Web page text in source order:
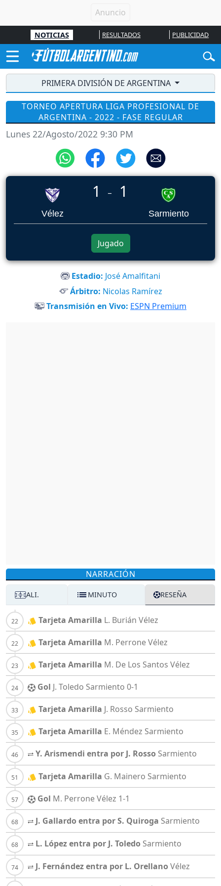
NOTICIAS RESULTADOS PUBLICIDAD
PRIMERA DIVISIÓN DE ARGENTINA
TORNEO APERTURA LIGA PROFESIONAL DE
ARGENTINA - 2022 - FASE REGULAR
Lunes 22/Agosto/2022 9:30 PM
Vélez
1 _ 1
Sarmiento
Jugado
Estadio: José Amalfitani
Árbitro: Nicolas Ramírez
Transmisión en Vivo: ESPN Premium
NARRACIÓN
ALI. MINUTO RESEÑA
Tarjeta Amarilla L. Burián Vélez
Tarjeta Amarilla M. PerroneVélez
Tarjeta Amarilla M. De Los Santos Vélez
Gol J. Toledo Sarmiento 0-1
Tarjeta Amarilla J. Rosso Sarmiento
Tarjeta Amarilla E. Méndez Sarmiento
Y. Arismendi entra por J. Rosso Sarmiento
Tarjeta Amarilla G. Mainero Sarmiento
Gol M. PerroneVélez 1-1
J. Gallardo entra por S. Quiroga Sarmiento
L. López entra por J. Toledo Sarmiento
J. Fernández entra por L. Orellano Vélez